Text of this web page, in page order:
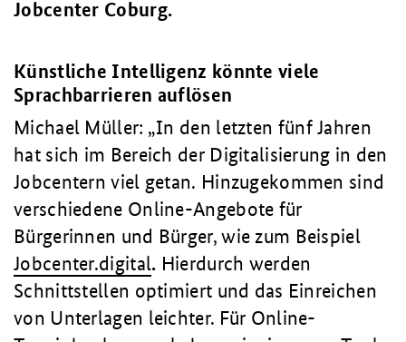
Jobcenter Coburg.
Künstliche Intelligenz könnte viele
Sprachbarrieren auflösen
Michael Müller:
In den letzten fünf Jahren
hat sich im Bereich der Digitalisierung in den
Jobcentern viel getan. Hinzugekommen sind
verschiedene Online-Angebote für
Bürgerinnen und Bürger, wie zum Beispiel
Jobcenter.digital. Hierdurch werden
Schnittstellen optimiert und das Einreichen
von Unterlagen leichter. Für Online-